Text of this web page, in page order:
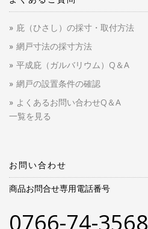
庇（ひさし）の採寸・取付方法
網戸寸法の採寸方法
平成庇（ガルバリウム）Q＆A
網戸の設置条件の確認
よくあるお問い合わせQ＆A
一覧を見る
お問い合わせ
商品お問合せ専用電話番号
0766-74-3568